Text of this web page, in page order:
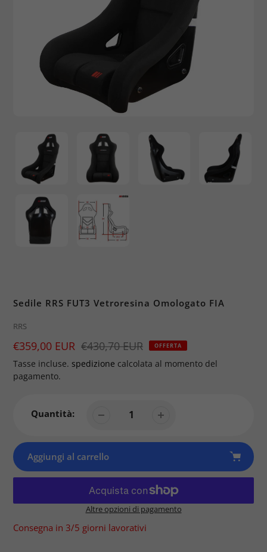
Sedile RRS FUT3 Vetroresina Omologato FIA
Brand
RRS
Prezzo
di
vendita
€359,00 EUR
Prezzo €430,70 EUR OFFERTA
Tasse incluse. spedizione calcolata al momento del
pagamento.
Quantità:
Aggiungi al carrello
Altre opzioni di pagamento
Consegna in 3/5 giorni lavorativi